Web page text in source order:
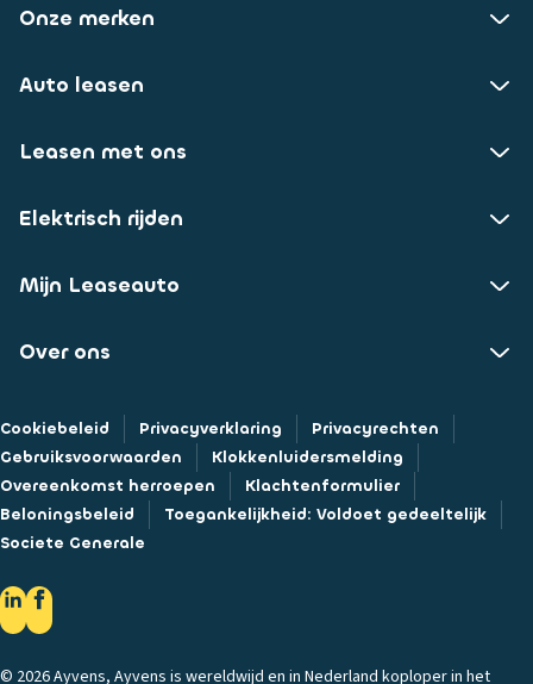
Onze merken
Auto leasen
Leasen met ons
Elektrisch rijden
Mijn Leaseauto
Over ons
Cookiebeleid Privacyverklaring
Privacyrechten
Gebruiksvoorwaarden
Klokkenluidersmelding
Overeenkomst herroepen
Klachtenformulier
Beloningsbeleid
Toegankelijkheid: Voldoet gedeeltelijk
Societe Generale
© 2026 Ayvens, Ayvens is wereldwijd en in Nederland koploper in het